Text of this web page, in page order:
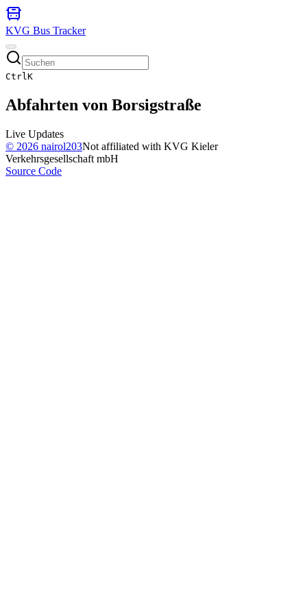
KVG Bus Tracker
CtrlK
Abfahrten von Borsigstraße
Live Updates
© 2026 nairol203Not affiliated with KVG Kieler
Verkehrsgesellschaft mbH
Source Code